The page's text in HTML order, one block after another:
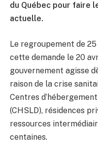
du Québec pour faire
actuelle.
Le regroupement de
cette demande le 20
gouvernement agisse
raison de la crise
Centres
(CHSLD), résidences
ressources
centaines.